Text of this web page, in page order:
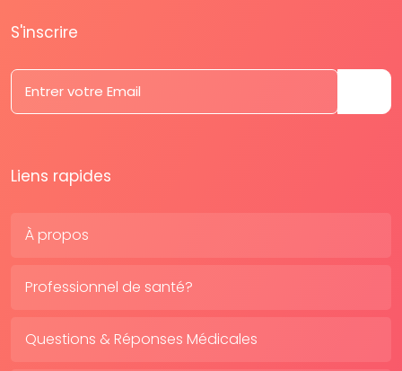
S'inscrire
Liens rapides
À propos
Professionnel de santé?
Questions & Réponses Médicales